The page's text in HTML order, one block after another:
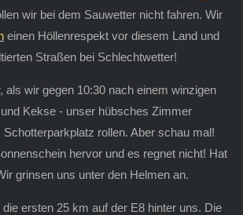
wir bei dem Sauwetter nicht fahren. Wir
einen Höllenrespekt vor diesem Land und
Straßen bei Schlechtwetter!
als wir gegen 10:30 nach einem winzigen
Kekse - unser hübsches Zimmer
rollen. Aber schau mal!
hervor und es regnet nicht! Hat
grinsen uns unter den Helmen an.
ersten 25 km auf der E8 hinter uns. Die